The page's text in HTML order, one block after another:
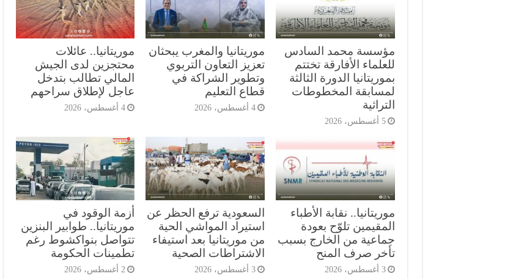
مؤسسة محمد السادس
للعلماء الأفارقة تختتم
بموريتانيا الدورة الثالثة
لمسابقة المخطوطات
التراثية
5 أغسطس، 2026
موريتانيا والمغرب يبحثان
تعزيز التعاون التربوي
وتطوير الشراكة في
قطاع التعليم
4 أغسطس، 2026
موريتانيا.. عائلات
محتجزين لدى الجيش
المالي تطالب بتدخل
عاجل لإطلاق سراحهم
4 أغسطس، 2026
موريتانيا.. نقابة الأطباء
المقيمين تلوّح بعودة
جماعية من الخارج بسبب
تأخر صرف المنح
3 أغسطس، 2026
السعودية ترفع الحظر عن
استيراد المواشي الحية
من موريتانيا بعد استيفاء
الاشتراطات الصحية
3 أغسطس، 2026
أزمة الوقود في
موريتانيا.. طوابير البنزين
تتواصل بنواكشوط رغم
تطمينات الحكومة
2 أغسطس، 2026